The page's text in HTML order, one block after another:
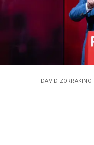
DAVID ZORRAKINO